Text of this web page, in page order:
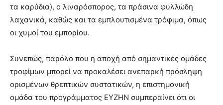
τα καρύδια), ο λιναρόσπορος, τα πράσινα φυλλώδη
λαχανικά, καθώς και τα εμπλουτισμένα τρόφιμα, όπως
οι χυμοί του εμπορίου.
Συνεπώς, παρόλο που η αποχή από σημαντικές ομάδες
τροφίμων μπορεί να προκαλέσει ανεπαρκή πρόσληψη
ορισμένων θρεπτικών συστατικών, η επιστημονική
ομάδα του προγράμματος ΕΥΖΗΝ συμπεραίνει ότι οι